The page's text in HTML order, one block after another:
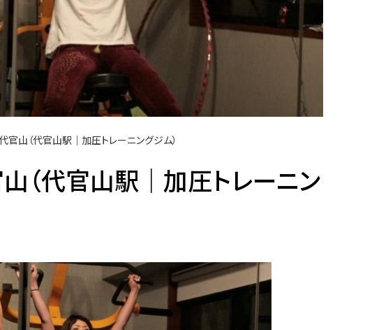
官山（代官山駅｜加圧トレーニングジム）
（代官山駅｜加圧トレーニン